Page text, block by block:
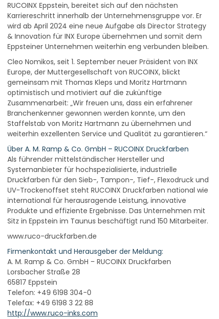
RUCOINX Eppstein, bereitet sich auf den nächsten
Karriereschritt innerhalb der Unternehmensgruppe vor. Er
wird ab April 2024 eine neue Aufgabe als Director Strategy
& Innovation für INX Europe übernehmen und somit dem
Eppsteiner Unternehmen weiterhin eng verbunden bleiben.
Cleo Nomikos, seit 1. September neuer Präsident von INX
Europe, der Muttergesellschaft von RUCOINX, blickt
gemeinsam mit Thomas Kleps und Moritz Hartmann
optimistisch und motiviert auf die zukünftige
Zusammenarbeit: „Wir freuen uns, dass ein erfahrener
Branchenkenner gewonnen werden konnte, um den
Staffelstab von Moritz Hartmann zu übernehmen und
weiterhin exzellenten Service und Qualität zu garantieren.“
Über A. M. Ramp & Co. GmbH – RUCOINX Druckfarben
Als führender mittelständischer Hersteller und
Systemanbieter für hochspezialisierte, industrielle
Druckfarben für den Sieb-, Tampon-, Tief-, Flexodruck und
UV-Trockenoffset steht RUCOINX Druckfarben national wie
international für herausragende Leistung, innovative
Produkte und effiziente Ergebnisse. Das Unternehmen mit
Sitz in Eppstein im Taunus beschäftigt rund 150 Mitarbeiter.
www.ruco-druckfarben.de
Firmenkontakt und Herausgeber der Meldung:
A. M. Ramp & Co. GmbH – RUCOINX Druckfarben
Lorsbacher Straße 28
65817 Eppstein
Telefon: +49 6198 304-0
Telefax: +49 6198 3 22 88
http://www.ruco-inks.com